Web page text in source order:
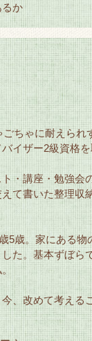
か
ちゃに耐えられ
イザー2級資格を
・講座・勉強会
て書いた整理収
5歳。家にある物
た。基本ずぼら
、改めて考える